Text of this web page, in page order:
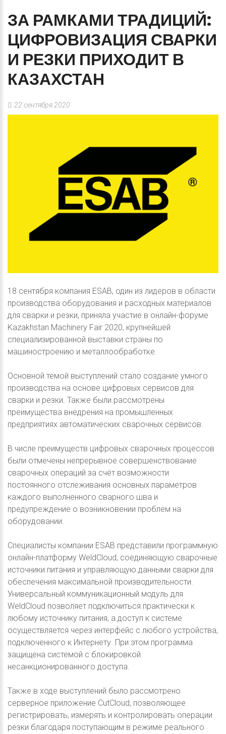
ЗА РАМКАМИ ТРАДИЦИЙ:
ЦИФРОВИЗАЦИЯ СВАРКИ
И РЕЗКИ ПРИХОДИТ В
КАЗАХСТАН
22 сентября 2020
18 сентября компания ESAB, один из лидеров в области
производства оборудования и расходных материалов
для сварки и резки, приняла участие в онлайн-форуме
Kazakhstan Machinery Fair 2020, крупнейшей
специализированной выставки страны по
машиностроению и металлообработке.
Основной темой выступлений стало создание умного
производства на основе цифровых сервисов для
сварки и резки. Также были рассмотрены
преимущества внедрения на промышленных
предприятиях автоматических сварочных сервисов.
В числе преимуществ цифровых сварочных процессов
были отмечены непрерывное совершенствование
сварочных операций за счёт возможности
постоянного отслеживания основных параметров
каждого выполненного сварного шва и
предупреждение о возникновении проблем на
оборудовании.
Специалисты компании ESAB представили программную
онлайн-платформу WeldCloud, соединяющую сварочные
источники питания и управляющую данными сварки для
обеспечения максимальной производительности.
Универсальный коммуникационный модуль для
WeldCloud позволяет подключиться практически к
любому источнику питания, а доступ к системе
осуществляется через интерфейс с любого устройства,
подключенного к Интернету. При этом программа
защищена системой с блокировкой
несанкционированного доступа.
Также в ходе выступлений было рассмотрено
серверное приложение CutCloud, позволяющее
регистрировать, измерять и контролировать операции
резки благодаря поступающим в режиме реального